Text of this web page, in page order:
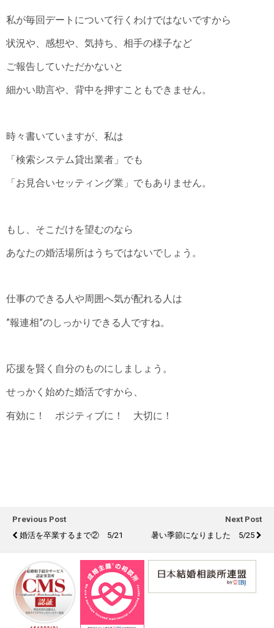
私が毎回デートについて行くわけではないですから
状況や、感想や、気持ち、相手の様子など
ご報告していただかないと
細かい助言や、背中を押すこともできません。
時々書いていますが、私は
「検索システム貸出業者」でも
「お見合いセッティング業」でもありません。
もし、そこだけを望むのなら
あなたの婚活場所はうちではないでしょう。
仕事のできる人や周囲へ気が配れる人は
”報連相”のしっかりできる人ですね。
応援を賢く自分のものにしましょう。
せっかく始めた婚活ですから、
有効に！ ポジティブに！ 大切に！
Previous Post
婚活を卒業するまで② 5/21
Next Post
暑い季節になりました 5/25